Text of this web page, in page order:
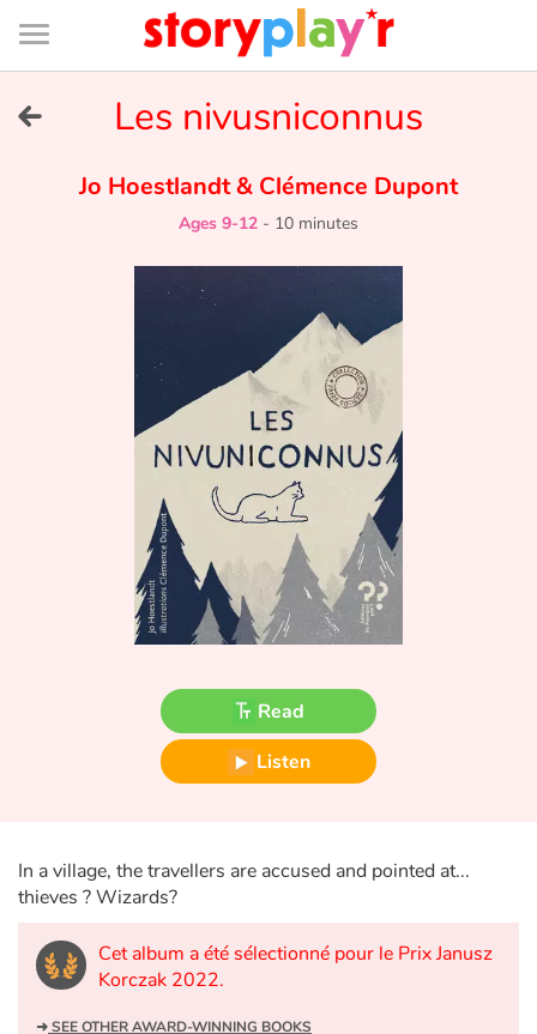
Connexion
Bibliothèque
de
page
Tales and classics in french
Fable, myth, literature and poetry
Princesses and princes, kings, queens and dragons
Heroines and Heroes
Ecology, nature, seasons
Travel, epic, investigation, adventure
Around the world
Learning
Les nivusniconnus
Jo Hoestlandt& Clémence Dupont
Ages 9-12 - 10 minutes
Read
Listen
In a village, the travellers are accused and pointed at...
thieves ? Wizards?
Cet album a été sélectionné pour le Prix Janusz
Korczak 2022.
➜SEE OTHER AWARD-WINNING BOOKS